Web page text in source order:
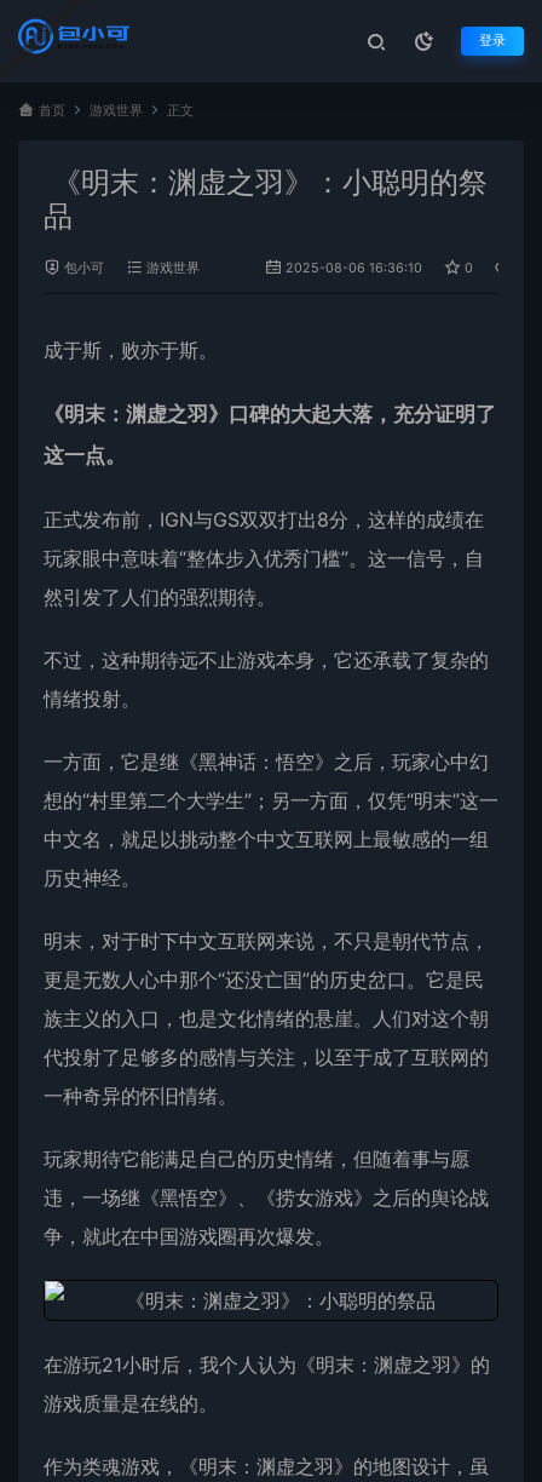
登录
首页 游戏世界 正文
《明末：渊虚之羽》：小聪明的祭
品
包小可 游戏世界 2025-08-06 16:36:10 0
成于斯，败亦于斯。
《明末：渊虚之羽》口碑的大起大落，充分证明了
这一点。
正式发布前，IGN与GS双双打出8分，这样的成绩在
玩家眼中意味着“整体步入优秀门槛”。这一信号，自
然引发了人们的强烈期待。
不过，这种期待远不止游戏本身，它还承载了复杂的
情绪投射。
一方面，它是继《黑神话：悟空》之后，玩家心中幻
想的“村里第二个大学生”；另一方面，仅凭“明末”这一
中文名，就足以挑动整个中文互联网上最敏感的一组
历史神经。
明末，对于时下中文互联网来说，不只是朝代节点，
更是无数人心中那个“还没亡国”的历史岔口。它是民
族主义的入口，也是文化情绪的悬崖。人们对这个朝
代投射了足够多的感情与关注，以至于成了互联网的
一种奇异的怀旧情绪。
玩家期待它能满足自己的历史情绪，但随着事与愿
违，一场继《黑悟空》、《捞女游戏》之后的舆论战
争，就此在中国游戏圈再次爆发。
在游玩21小时后，我个人认为《明末：渊虚之羽》的
游戏质量是在线的。
作为类魂游戏，《明末：渊虚之羽》的地图设计，虽